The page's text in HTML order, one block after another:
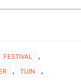
FESTIVAL ,
, TUIN ,